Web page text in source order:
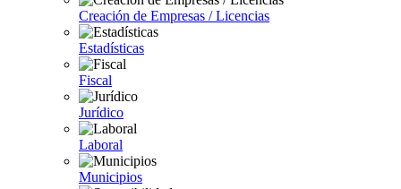
Creación de Empresas / Licencias
Estadísticas
Fiscal
Jurídico
Laboral
Municipios